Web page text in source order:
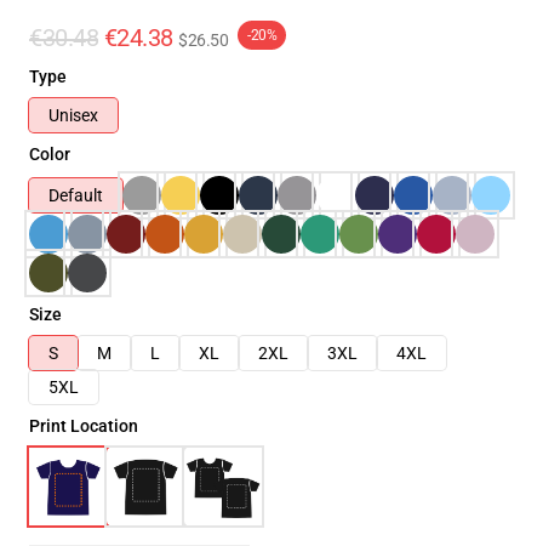
€30.48 €24.38 $26.50 -20%
Type
Unisex
Color
Default
Size
S
M L XL 2XL 3XL
4XL
5XL
Print Location